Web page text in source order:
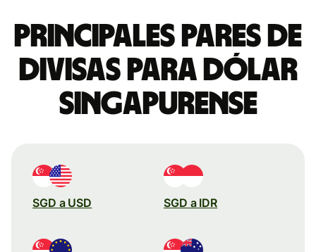
Principales pares de
divisas para dólar
singapurense
SGD a USD SGD a IDR